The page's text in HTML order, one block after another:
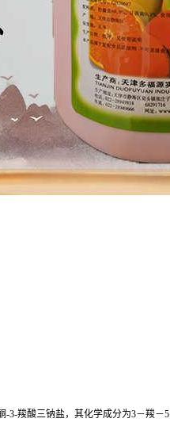
3-羧酸三钠盐，其化学成分为3－羧